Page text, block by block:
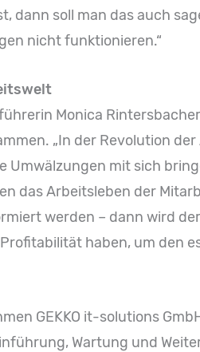
dann soll man das auch
nicht funktionieren.“
Monica
„In der Revolution
Umwälzungen mit sich
das Arbeitsleben der
werden – dann wird
haben, um den
GEKKO it-solutions
Wartung und